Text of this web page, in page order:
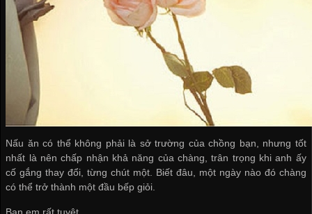
Nấu ăn có thể không phải là sở trường của chồng bạn, nhưng tốt
nhất là nên chấp nhận khả năng của chàng, trân trọng khi anh ấy
cố gắng thay đổi, từng chút một. Biết đâu, một ngày nào đó chàng
có thể trở thành một đầu bếp giỏi.
Bạn em rất tuyệt